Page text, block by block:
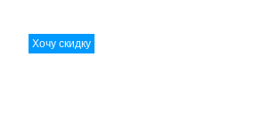
Хочу скидку